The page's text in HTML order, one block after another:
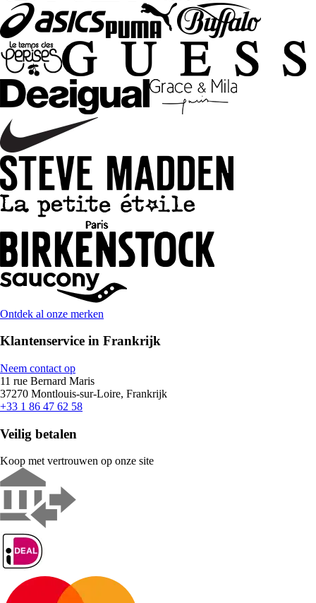
Ontdek al onze merken
Klantenservice in Frankrijk
Neem contact op
11 rue Bernard Maris
37270 Montlouis-sur-Loire, Frankrijk
+33 1 86 47 62 58
Veilig betalen
Koop met vertrouwen op onze site